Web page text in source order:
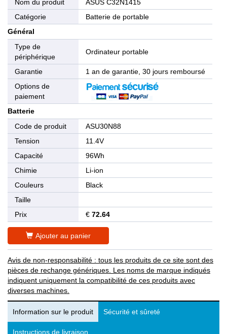
Nom du produit
ASUS C32N1415
Catégorie
Batterie de portable
Général
Type de
périphérique
Ordinateur portable
Garantie
1 an de garantie, 30 jours remboursé
Options de
paiement
Batterie
Code de produit
ASU30N88
Tension
11.4V
Capacité
96Wh
Chimie
Li-ion
Couleurs
Black
Taille
Prix
€ 72.64
Ajouter au panier
Avis de non-responsabilité : tous les produits de ce site sont des
pièces de rechange génériques. Les noms de marque indiqués
indiquent uniquement la compatibilité de ces produits avec
diverses machines.
Information sur le produit Sécurité et sûreté
Instructions de livraison